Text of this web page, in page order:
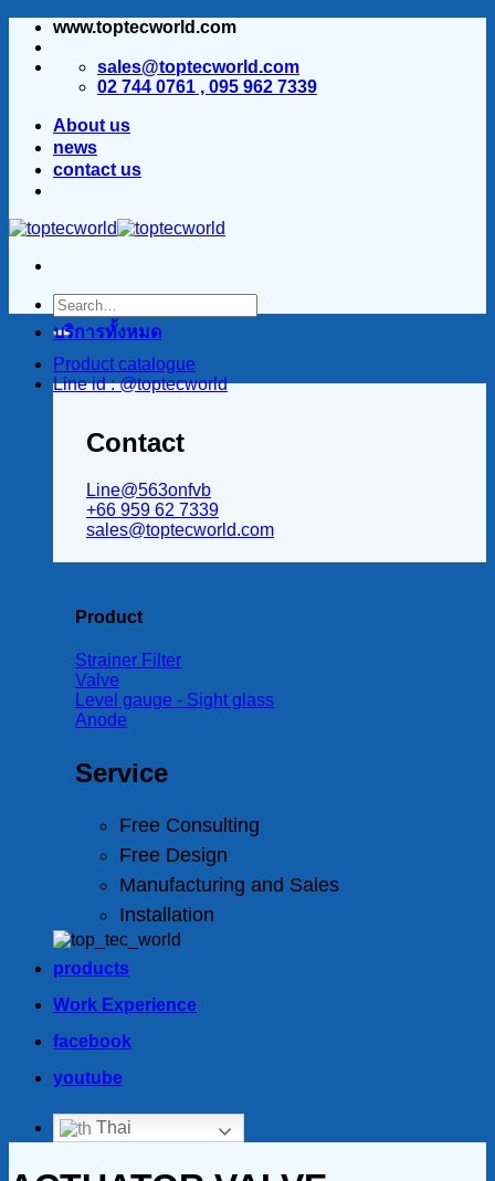
ข้าม
www.toptecworld.com
sales@toptecworld.com
02 744 0761 , 095 962 7339
About us
news
contact us
Product catalogue
Line id : @toptecworld
บริการทั้งหมด
Contact
Line@563onfvb
+66 959 62 7339
sales@toptecworld.com
Product
Strainer Filter
Valve
Level gauge - Sight glass
Anode
Service
Free Consulting
Free Design
Manufacturing and Sales
Installation
products
Work Experience
facebook
youtube
Thai